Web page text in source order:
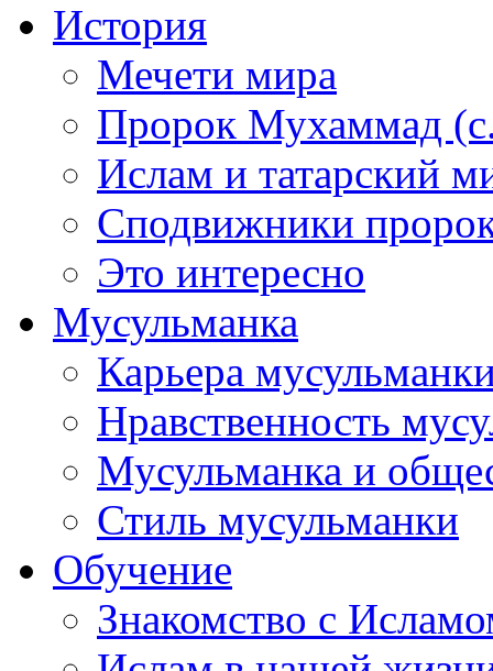
История
Мечети мира
Пророк Мухаммад
Ислам и татарский
Сподвижники
Это интересно
Мусульманка
Карьера
Нравственность
Мусульманка и
Стиль мусульманки
Обучение
Знакомство с